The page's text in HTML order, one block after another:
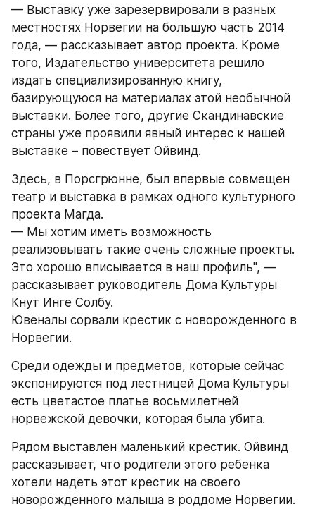
— Выставку уже зарезервировали в разных
местностях Норвегии на большую часть 2014
года, — рассказывает автор проекта. Кроме
того, Издательство университета решило
издать специализированную книгу,
базирующуюся на материалах этой необычной
выставки. Более того, другие Скандинавские
страны уже проявили явный интерес к нашей
выставке – повествует Ойвинд.
Здесь, в Порсгрюнне, был впервые совмещен
театр и выставка в рамках одного культурного
проекта Магда.
— Мы хотим иметь возможность
реализовывать такие очень сложные проекты.
Это хорошо вписывается в наш профиль", —
рассказывает руководитель Дома Культуры
Кнут Инге Солбу.
Ювеналы сорвали крестик с новорожденного в
Норвегии.
Среди одежды и предметов, которые сейчас
экспонируются под лестницей Дома Культуры
есть цветастое платье восьмилетней
норвежской девочки, которая была убита.
Рядом выставлен маленький крестик. Ойвинд
рассказывает, что родители этого ребенка
хотели надеть этот крестик на своего
новорожденного малыша в роддоме Норвегии.